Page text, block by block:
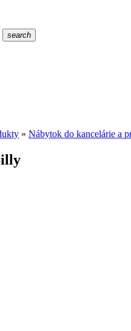
search
» Nábytok do kancelárie a